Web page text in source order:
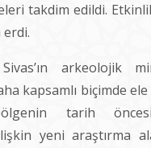
takdim edildi.
arkeolojik
kapsamlı biçimde ele
tarih
yeni araştırma